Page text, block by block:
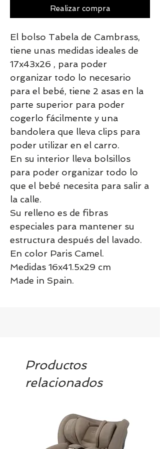
Realizar compra
El bolso Tabela de Cambrass,
tiene unas medidas ideales de
17x43x26 , para poder
organizar todo lo necesario
para el bebé, tiene 2 asas en la
parte superior para poder
cogerlo fácilmente y una
bandolera que lleva clips para
poder utilizar en el carro.
En su interior lleva bolsillos
para poder organizar todo lo
que el bebé necesita para salir a
la calle.
Su relleno es de fibras
especiales para mantener su
estructura después del lavado.
En color Paris Camel.
Medidas 16x41.5x29 cm
Made in Spain.
Productos
relacionados